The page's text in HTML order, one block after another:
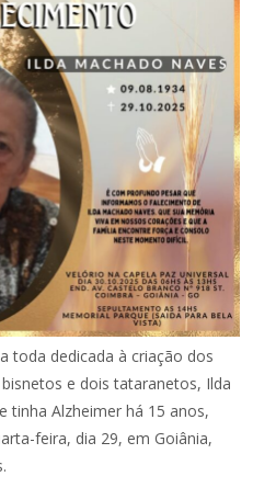
toda dedicada à criação dos
e dois tataranetos, Ilda
tinha Alzheimer há 15 anos,
feira, dia 29, em Goiânia,